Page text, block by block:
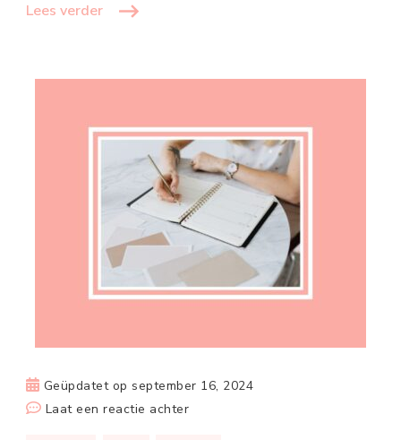
Lees verder
Geüpdatet op september 16, 2024
Laat een reactie achterop